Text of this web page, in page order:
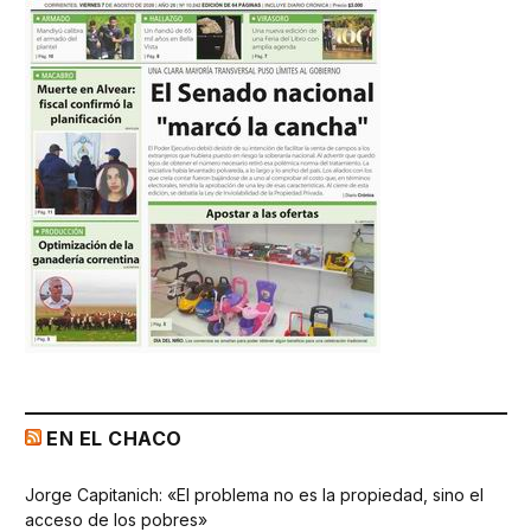
EN EL CHACO
Jorge Capitanich: «El problema no es la propiedad, sino el
acceso de los pobres»